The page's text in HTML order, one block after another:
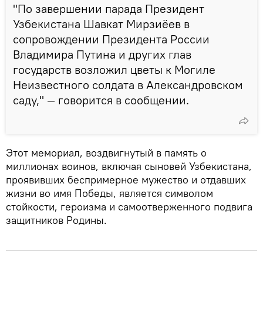
"По завершении парада Президент
Узбекистана Шавкат Мирзиёев в
сопровождении Президента России
Владимира Путина и других глав
государств возложил цветы к Могиле
Неизвестного солдата в Александровском
саду," — говорится в сообщении.
Этот мемориал, воздвигнутый в память о
миллионах воинов, включая сыновей Узбекистана,
проявивших беспримерное мужество и отдавших
жизни во имя Победы, является символом
стойкости, героизма и самоотверженного подвига
защитников Родины.